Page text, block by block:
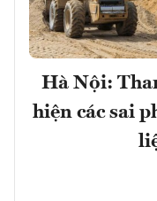
Hà Nội:
hiện các sai